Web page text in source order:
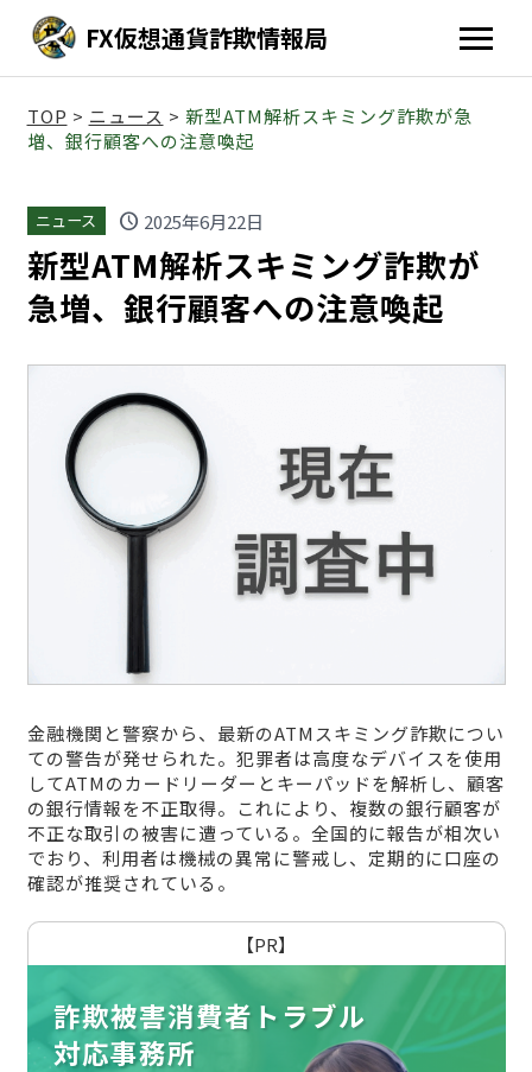
FX仮想通貨詐欺情報局
TOP > ニュース > 新型ATM解析スキミング詐欺が急
増、銀行顧客への注意喚起
ニュース schedule 2025年6月22日
新型ATM解析スキミング詐欺が
急増、銀行顧客への注意喚起
金融機関と警察から、最新のATMスキミング詐欺につい
ての警告が発せられた。犯罪者は高度なデバイスを使用
してATMのカードリーダーとキーパッドを解析し、顧客
の銀行情報を不正取得。これにより、複数の銀行顧客が
不正な取引の被害に遭っている。全国的に報告が相次い
でおり、利用者は機械の異常に警戒し、定期的に口座の
確認が推奨されている。
【PR】
詐欺被害消費者トラブル
対応事務所